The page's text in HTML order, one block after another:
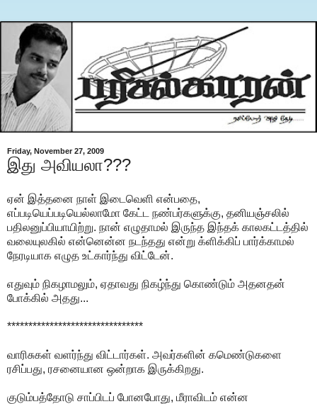
Friday, November 27, 2009
இது அவியலா???
ஏன் இத்தனை நாள் இடைவெளி என்பதை,
எப்படியெப்படியெல்லாமோ கேட்ட நண்பர்களுக்கு, தனியஞ்சலில்
பதிலனுப்பியாயிற்று. நான் எழுதாமல் இருந்த இந்தக் காலகட்டத்தில்
வலையுலகில் என்னென்ன நடந்தது என்று க்ளிக்கிப் பார்க்காமல்
நேரடியாக எழுத உட்கார்ந்து விட்டேன்.
எதுவும் நிகழாமலும், ஏதாவது நிகழ்ந்து கொண்டும் அதனதன்
போக்கில் அதது...
********************************
வாரிசுகள் வளர்ந்து விட்டார்கள். அவர்களின் கமெண்டுகளை
ரசிப்பது, ரசனையான ஒன்றாக இருக்கிறது.
குடும்பத்தோடு சாப்பிடப் போனபோது, மீராவிடம் என்ன